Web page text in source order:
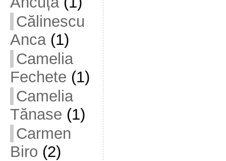
Călinescu
Anca(1)
Camelia
Fechete (1)
Camelia
Tănase (1)
Carmen
Biro (2)